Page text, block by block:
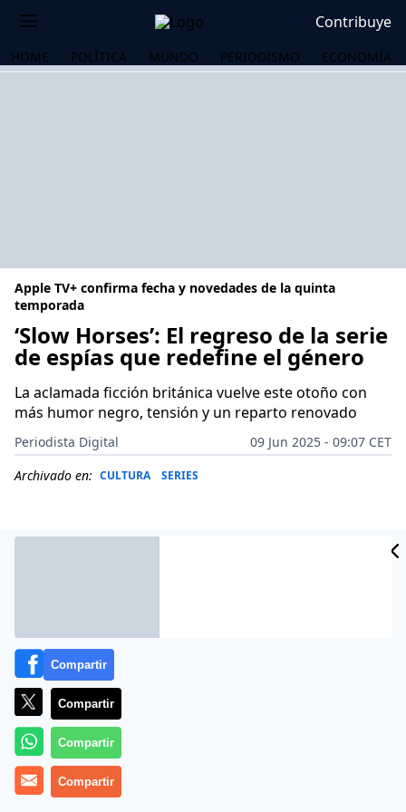
Contribuye
HOME POLÍTICA MUNDO PERIODISMO ECONOMÍA
Apple TV+ confirma fecha y novedades de la quinta
temporada
‘Slow Horses’: El regreso de la serie
de espías que redefine el género
La aclamada ficción británica vuelve este otoño con
más humor negro, tensión y un reparto renovado
Periodista Digital
09 Jun 2025 - 09:07 CET
Archivado en: CULTURA SERIES
En un panorama saturado de ficciones sobre espías,
donde el glamour y la acción suelen marcar la pauta,
Compartir
Compartir
Compartir
Compartir